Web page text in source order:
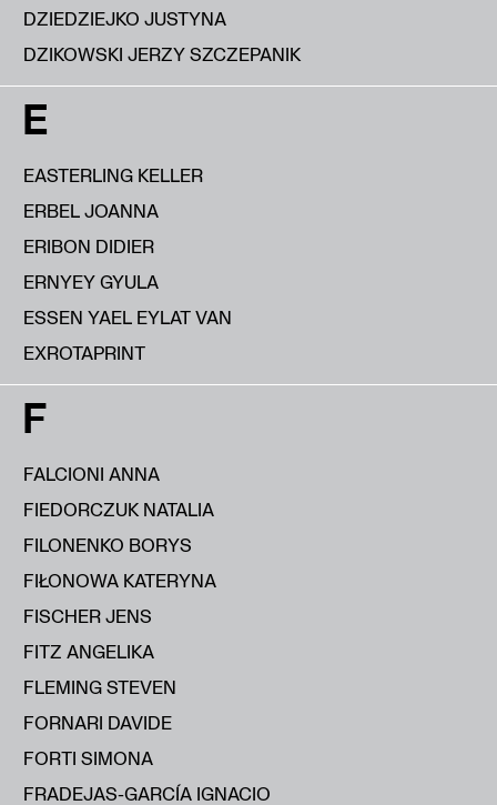
DZIEDZIEJKO JUSTYNA
DZIKOWSKI JERZY SZCZEPANIK
E
EASTERLING KELLER
ERBEL JOANNA
ERIBON DIDIER
ERNYEY GYULA
ESSEN YAEL EYLAT VAN
EXROTAPRINT
F
FALCIONI ANNA
FIEDORCZUK NATALIA
FILONENKO BORYS
FIŁONOWA KATERYNA
FISCHER JENS
FITZ ANGELIKA
FLEMING STEVEN
FORNARI DAVIDE
FORTI SIMONA
FRADEJAS-GARCÍA IGNACIO